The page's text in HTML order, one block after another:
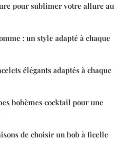
pour sublimer votre allure au
: un style adapté à chaque
élégants adaptés à chaque
bohèmes cocktail pour une
de choisir un bob à ficelle